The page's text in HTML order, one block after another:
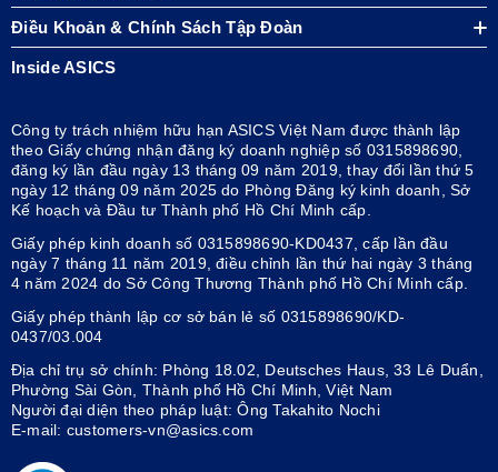
Điều Khoản & Chính Sách Tập Đoàn
Inside ASICS
Công ty trách nhiệm hữu hạn ASICS Việt Nam được thành lập
theo Giấy chứng nhận đăng ký doanh nghiệp số 0315898690,
đăng ký lần đầu ngày 13 tháng 09 năm 2019, thay đổi lần thứ 5
ngày 12 tháng 09 năm 2025 do Phòng Đăng ký kinh doanh, Sở
Kế hoạch và Đầu tư Thành phố Hồ Chí Minh cấp.
Giấy phép kinh doanh số 0315898690-KD0437, cấp lần đầu
ngày 7 tháng 11 năm 2019, điều chỉnh lần thứ hai ngày 3 tháng
4 năm 2024 do Sở Công Thương Thành phố Hồ Chí Minh cấp.
Giấy phép thành lập cơ sở bán lẻ số 0315898690/KD-
0437/03.004
Địa chỉ trụ sở chính: Phòng 18.02, Deutsches Haus, 33 Lê Duẩn,
Phường Sài Gòn, Thành phố Hồ Chí Minh, Việt Nam
Người đại diện theo pháp luật: Ông Takahito Nochi
E-mail: customers-vn@asics.com